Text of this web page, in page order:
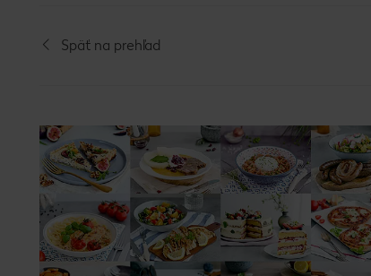
Späť na prehľad